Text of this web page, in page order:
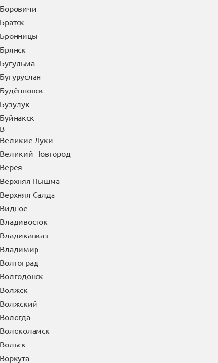
Боровичи
Братск
Бронницы
Брянск
Бугульма
Бугуруслан
Будённовск
Бузулук
Буйнакск
В
Великие Луки
Великий Новгород
Верея
Верхняя Пышма
Верхняя Салда
Видное
Владивосток
Владикавказ
Владимир
Волгоград
Волгодонск
Волжск
Волжский
Вологда
Волоколамск
Вольск
Воркута